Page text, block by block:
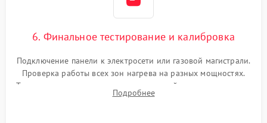
6. Финальное тестирование и калибровка
Подключение панели к электросети или газовой магистрали.
Проверка работы всех зон нагрева на разных мощностях.
Тестирование сенсорного управления, таймера, индикаторов
остаточного тепла и систем защиты от перегрева.
Подробнее